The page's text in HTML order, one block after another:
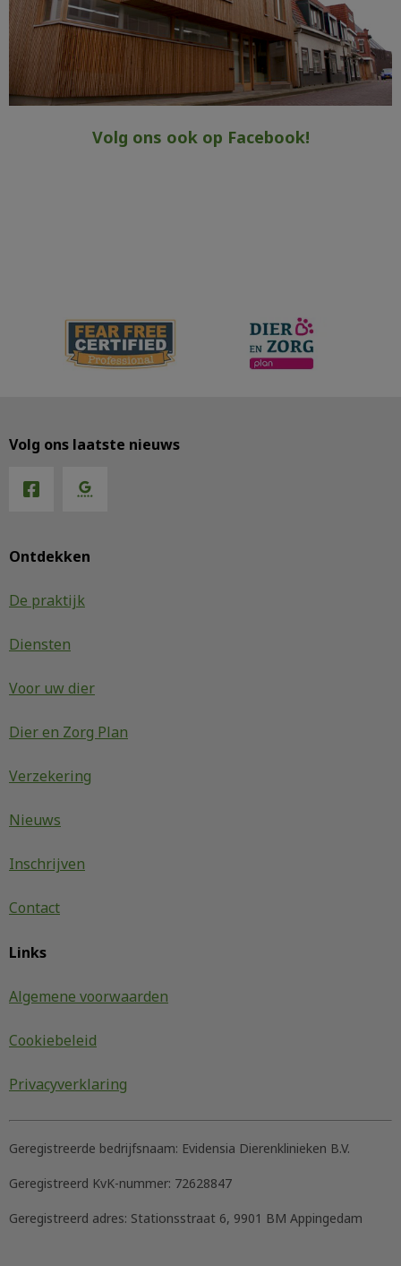
Volg ons ook op Facebook!
Ontdekken
De praktijk
Diensten
Voor uw dier
Dier en Zorg Plan
Verzekering
Nieuws
Inschrijven
Contact
Links
Algemene voorwaarden
Cookiebeleid
Privacyverklaring
Volg ons laatste nieuws
Geregistreerde bedrijfsnaam: Evidensia Dierenklinieken B.V.
Geregistreerd KvK-nummer: 72628847
Geregistreerd adres: Stationsstraat 6, 9901 BM Appingedam